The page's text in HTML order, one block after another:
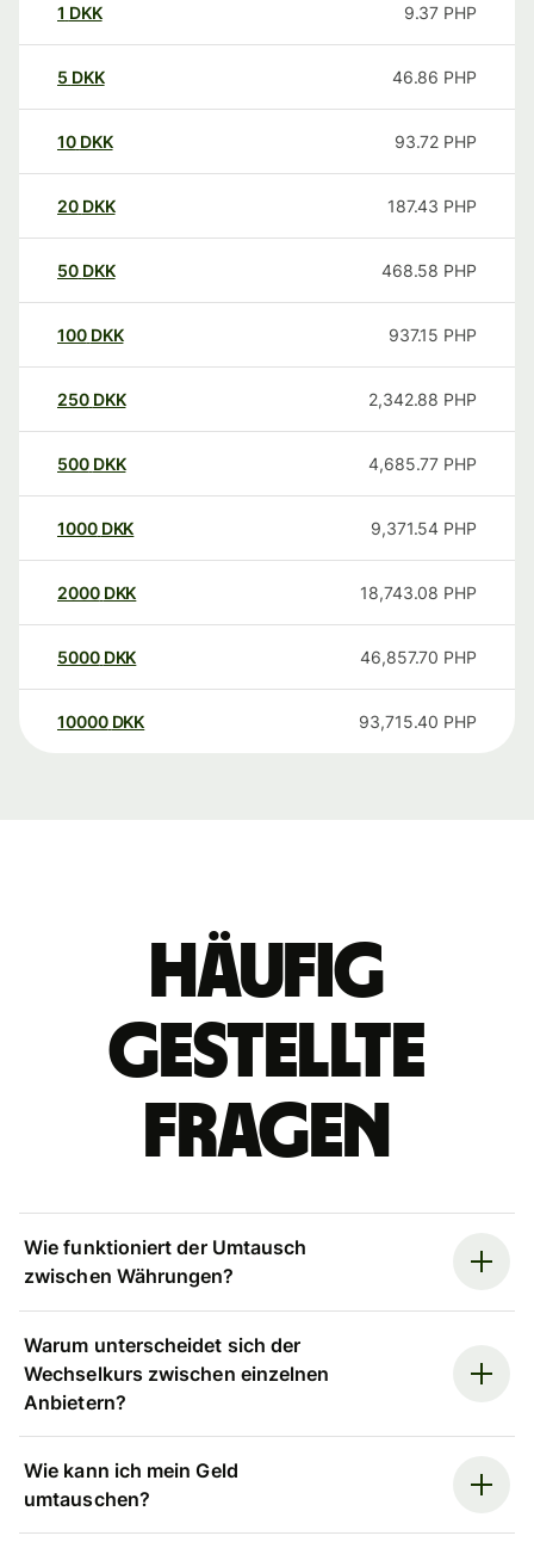
1 DKK 9.37 PHP
5 DKK 46.86 PHP
10 DKK 93.72 PHP
20 DKK 187.43 PHP
50 DKK 468.58 PHP
100 DKK 937.15 PHP
250 DKK 2,342.88 PHP
500 DKK 4,685.77 PHP
1000 DKK 9,371.54 PHP
2000 DKK 18,743.08 PHP
5000 DKK 46,857.70 PHP
10000 DKK 93,715.40 PHP
Häufig
gestellte
Fragen
Wie funktioniert der Umtausch
zwischen Währungen?
Warum unterscheidet sich der
Wechselkurs zwischen einzelnen
Anbietern?
Wie kann ich mein Geld
umtauschen?